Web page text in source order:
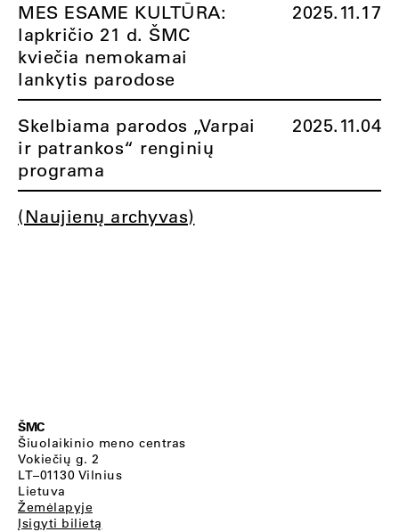
MES ESAME KULTŪRA:
lapkričio 21 d. ŠMC
kviečia nemokamai
lankytis parodose
2025.11.17
Skelbiama parodos „Varpai
ir patrankos“ renginių
programa
2025.11.04
(Naujienų archyvas)
ŠMC
Šiuolaikinio meno centras
Vokiečių g. 2
LT–01130 Vilnius
Lietuva
Žemėlapyje
Įsigyti bilietą